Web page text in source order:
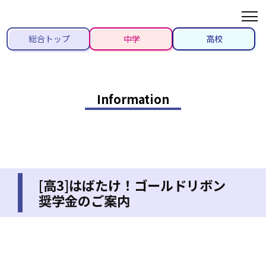
総合トップ 中学 高校
Information
[高3]はばたけ！ゴールドリボン
奨学金のご案内